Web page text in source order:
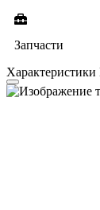
Запчасти